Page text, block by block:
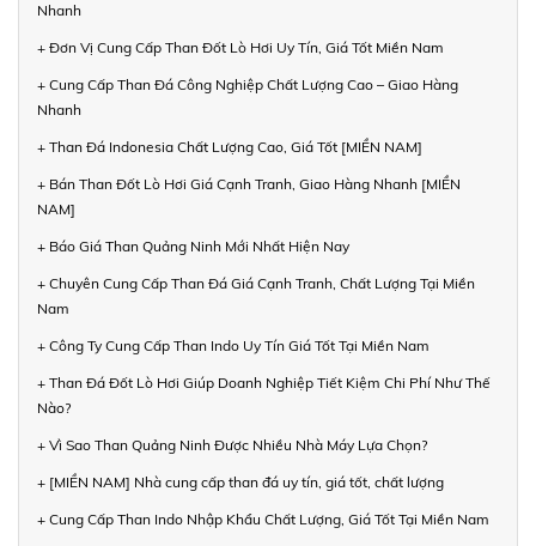
Nhanh
+ Đơn Vị Cung Cấp Than Đốt Lò Hơi Uy Tín, Giá Tốt Miền Nam
+ Cung Cấp Than Đá Công Nghiệp Chất Lượng Cao – Giao Hàng
Nhanh
+ Than Đá Indonesia Chất Lượng Cao, Giá Tốt [MIỀN NAM]
+ Bán Than Đốt Lò Hơi Giá Cạnh Tranh, Giao Hàng Nhanh [MIỀN
NAM]
+ Báo Giá Than Quảng Ninh Mới Nhất Hiện Nay
+ Chuyên Cung Cấp Than Đá Giá Cạnh Tranh, Chất Lượng Tại Miền
Nam
+ Công Ty Cung Cấp Than Indo Uy Tín Giá Tốt Tại Miền Nam
+ Than Đá Đốt Lò Hơi Giúp Doanh Nghiệp Tiết Kiệm Chi Phí Như Thế
Nào?
+ Vì Sao Than Quảng Ninh Được Nhiều Nhà Máy Lựa Chọn?
+ [MIỀN NAM] Nhà cung cấp than đá uy tín, giá tốt, chất lượng
+ Cung Cấp Than Indo Nhập Khẩu Chất Lượng, Giá Tốt Tại Miền Nam